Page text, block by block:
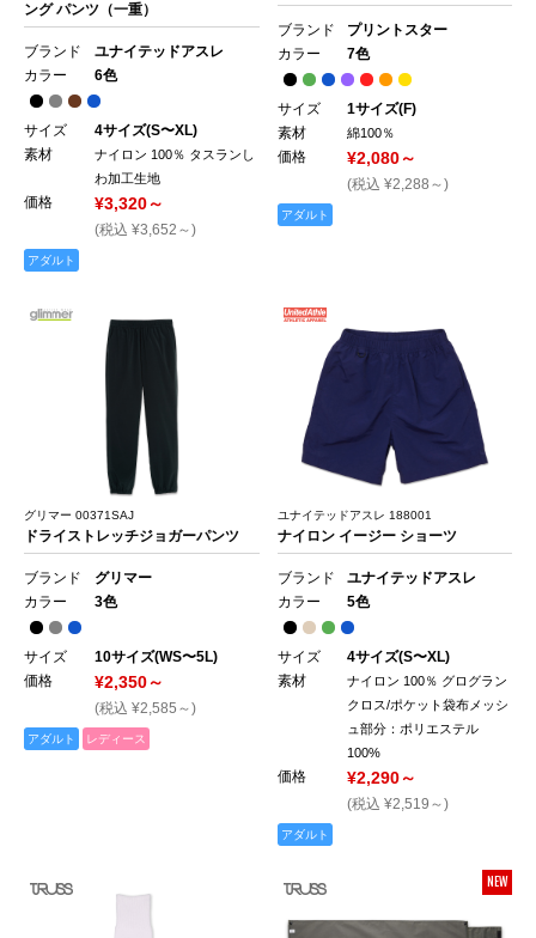
ング パンツ（一重）
ブランド
ユナイテッドアスレ
カラー
6色
サイズ
4サイズ(S〜XL)
素材
ナイロン 100％ タスランし
わ加工生地
価格 ¥3,320～
(税込 ¥3,652～)
アダルト
ブランド
プリントスター
カラー
7色
サイズ
1サイズ(F)
素材
綿100％
価格 ¥2,080～
(税込 ¥2,288～)
アダルト
グリマー 00371SAJ
ドライストレッチジョガーパンツ
ブランド
グリマー
カラー
3色
サイズ
10サイズ(WS〜5L)
価格
¥2,350～
(税込 ¥2,585～)
アダルト レディース
ユナイテッドアスレ 188001
ナイロン イージー ショーツ
ブランド
ユナイテッドアスレ
カラー
5色
サイズ
4サイズ(S〜XL)
素材
ナイロン 100％ グログラン
クロス/ポケット袋布メッシ
ュ部分：ポリエステル
100%
価格 ¥2,290～
(税込 ¥2,519～)
アダルト
NEW